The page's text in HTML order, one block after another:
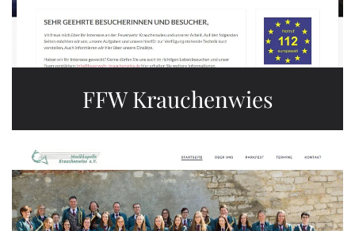
FFW Krauchenwies